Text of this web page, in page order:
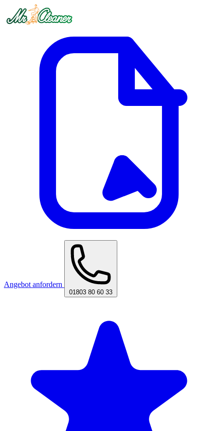
Angebot anfordern
01803 80 60 33